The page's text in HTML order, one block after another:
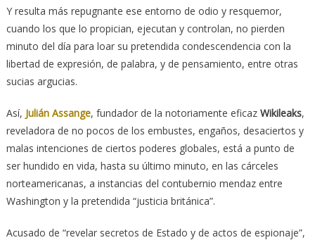
Y resulta más repugnante ese entorno de odio y resquemor,
cuando los que lo propician, ejecutan y controlan, no pierden
minuto del día para loar su pretendida condescendencia con la
libertad de expresión, de palabra, y de pensamiento, entre otras
sucias argucias.
Así, Julián Assange, fundador de la notoriamente eficaz Wikileaks,
reveladora de no pocos de los embustes, engaños, desaciertos y
malas intenciones de ciertos poderes globales, está a punto de
ser hundido en vida, hasta su último minuto, en las cárceles
norteamericanas, a instancias del contubernio mendaz entre
Washington y la pretendida “justicia británica”.
Acusado de “revelar secretos de Estado y de actos de espionaje”,